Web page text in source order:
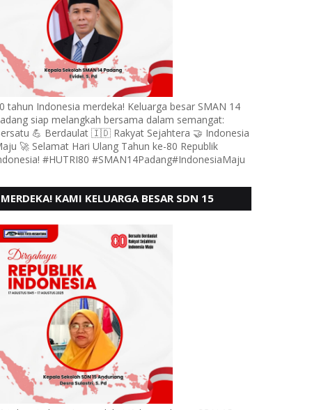
tahun Indonesia merdeka! Keluarga besar SMAN 14
siap melangkah bersama dalam semangat:
💪 Berdaulat 🇮🇩 Rakyat Sejahtera 🤝 Indonesia
🚀 Selamat Hari Ulang Tahun ke-80 Republik
#HUTRI80 #SMAN14Padang#IndonesiaMaju
MERDEKA! KAMI KELUARGA BESAR SDN 15
- 80